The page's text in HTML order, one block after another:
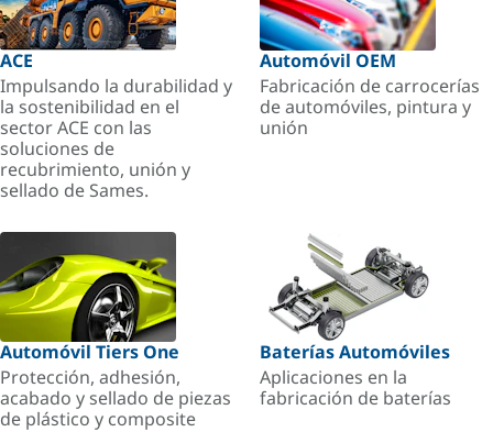
ACE
Impulsando la durabilidad y
la sostenibilidad en el
sector ACE con las
soluciones de
recubrimiento, unión y
sellado de Sames.
Automóvil OEM
Fabricación de carrocerías
de automóviles, pintura y
unión
Automóvil Tiers One
Protección, adhesión,
acabado y sellado de piezas
de plástico y composite
Baterías Automóviles
Aplicaciones en la
fabricación de baterías